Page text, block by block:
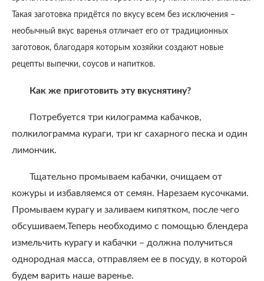
Такая заготовка придётся по вкусу всем без исключения –
необычный вкус варенья отличает его от традиционных
заготовок, благодаря которым хозяйки создают новые
рецепты выпечки, соусов и напитков.
Как же приготовить эту вкуснятину?
Потребуется три килограмма кабачков,
полкилограмма кураги, три кг сахарного песка и один
лимончик.
Тщательно промываем кабачки, очищаем от
кожуры и избавляемся от семян. Нарезаем кусочками.
Промываем курагу и заливаем кипятком, после чего
обсушиваем.Теперь необходимо с помощью блендера
измельчить курагу и кабачки – должна получиться
однородная масса, отправляем ее в посуду, в которой
будем варить наше варенье.